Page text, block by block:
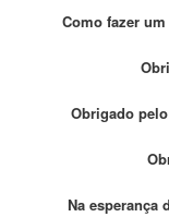
Como fazer um
Obrigado
Na esperança